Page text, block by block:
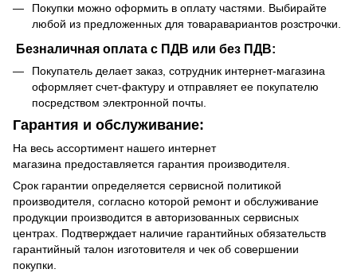
Покупки можно оформить в оплату частями. Выбирайте
любой из предложенных для товаравариантов розстрочки.
Безналичная оплата с ПДВ или без ПДВ:
Покупатель делает заказ, сотрудник интернет-магазина
оформляет счет-фактуру и отправляет ее покупателю
посредством электронной почты.
Гарантия и обслуживание:
На весь ассортимент нашего интернет
магазина предоставляется гарантия производителя.
Срок гарантии определяется сервисной политикой
производителя, согласно которой ремонт и обслуживание
продукции производится в авторизованных сервисных
центрах. Подтверждает наличие гарантийных обязательств
гарантийный талон изготовителя и чек об совершении
покупки.